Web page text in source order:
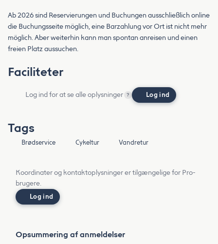
Ab 2026 sind Reservierungen und Buchungen ausschließlich online
die Buchungsseite möglich, eine Barzahlung vor Ort ist nicht mehr
möglich. Aber weiterhin kann man spontan anreisen und einen
freien Platz aussuchen.
Faciliteter
Log ind for at se alle oplysninger ? Log ind
Tags
Brødservice Cykeltur Vandretur
Koordinater og kontaktoplysninger er tilgængelige for Pro-
brugere.
Log ind
Opsummering af anmeldelser